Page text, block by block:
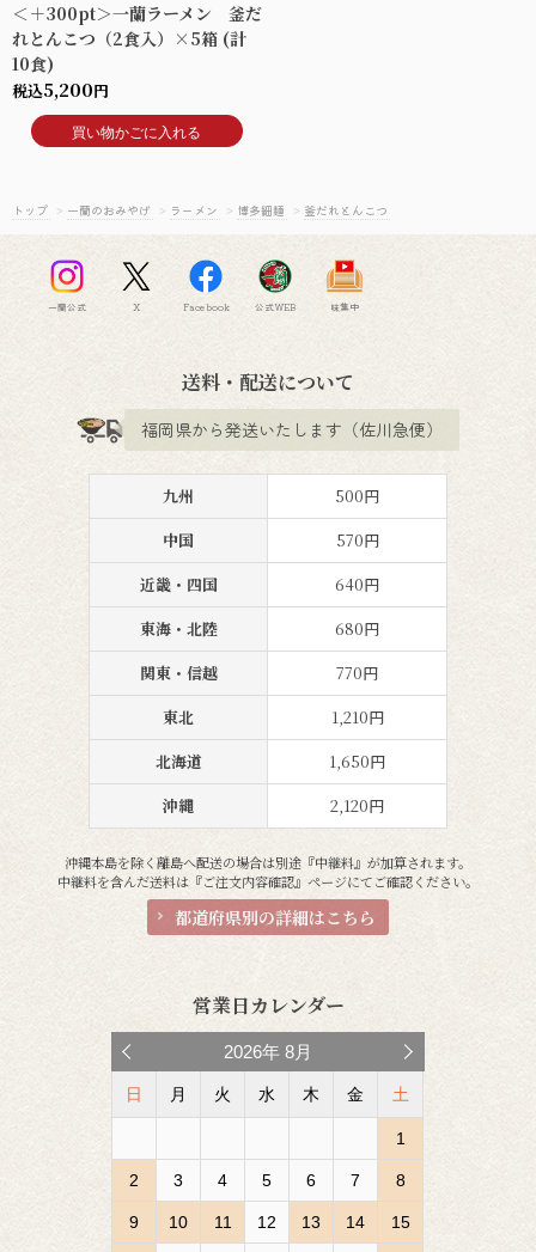
＜＋300pt＞一蘭ラーメン 釜だ
れとんこつ（2食入）×5箱 (計
10食)
税込5,200円
買い物かごに入れる
トップ > 一蘭のおみやげ > ラーメン > 博多細麺 > 釜だれとんこつ
一蘭公式 X Facebook 公式WEB 味集中
送料・配送について
福岡県から発送いたします（佐川急便）
九州
中国
近畿・四国
東海・北陸
関東・信越
東北
北海道
沖縄
500円
570円
640円
680円
770円
1,210円
1,650円
2,120円
沖縄本島を除く離島へ配送の場合は別途『中継料』が加算されます。
中継料を含んだ送料は『ご注文内容確認』ページにてご確認ください。
都道府県別の詳細はこちら
営業日カレンダー
2026年 8月
日 月 火 水 木 金 土
1
2 3 4 5 6 7 8
9 10 11 12 13 14 15